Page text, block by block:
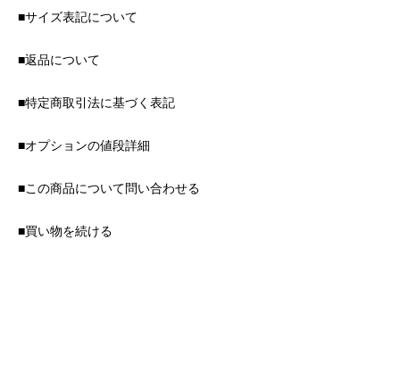
■サイズ表記について
■返品について
■特定商取引法に基づく表記
■オプションの値段詳細
■この商品について問い合わせる
■買い物を続ける